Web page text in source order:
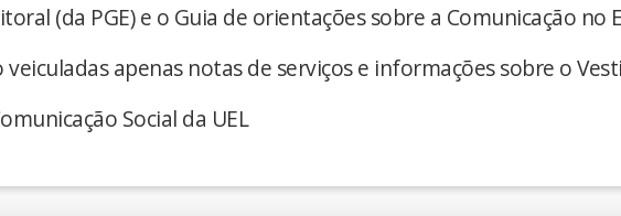
(da PGE) e o Guia de orientações sobre a Comunicação no
veiculadas apenas notas de serviços e informações sobre o
Social da UEL